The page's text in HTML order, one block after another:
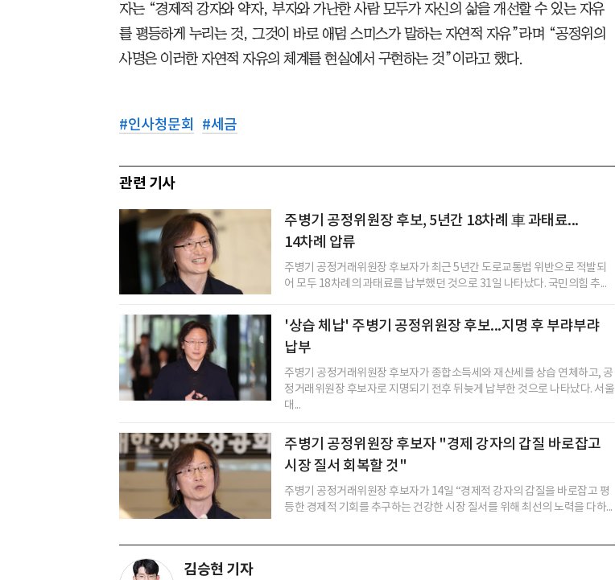
자는 “경제적 강자와 약자, 부자와 가난한 사람 모두가 자신의 삶을 개선할 수 있는 자유
를 평등하게 누리는 것, 그것이 바로 애덤 스미스가 말하는 자연적 자유”라며 “공정위의
사명은 이러한 자연적 자유의 체계를 현실에서 구현하는 것”이라고 했다.
#인사청문회 #세금
관련 기사
주병기 공정위원장 후보, 5년간 18차례 車 과태료...
14차례 압류
주병기 공정거래위원장 후보자가 최근 5년간 도로교통법 위반으로 적발되
어 모두 18차례의 과태료를 납부했던 것으로 31일 나타났다. 국민의힘 추...
'상습 체납' 주병기 공정위원장 후보...지명 후 부랴부랴
납부
주병기 공정거래위원장 후보자가 종합소득세와 재산세를 상습 연체하고, 공
정거래위원장 후보자로 지명되기 전후 뒤늦게 납부한 것으로 나타났다. 서울
대...
주병기 공정위원장 후보자 "경제 강자의 갑질 바로잡고
시장 질서 회복할 것"
주병기 공정거래위원장 후보자가 14일 “경제적 강자의 갑질을 바로잡고 평
등한 경제적 기회를 추구하는 건강한 시장 질서를 위해 최선의 노력을 다하...
김승현 기자